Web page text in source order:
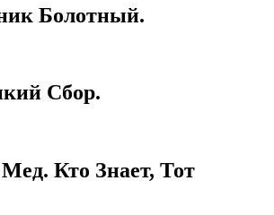
Болотный.
Сбор.
Кто Знает, Тот